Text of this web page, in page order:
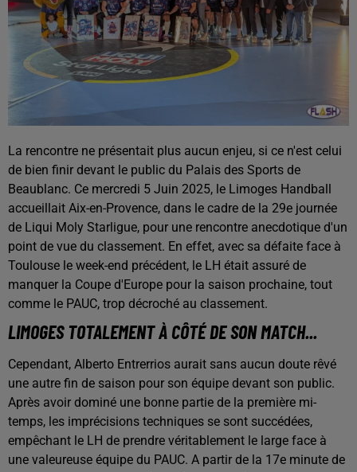
La rencontre ne présentait plus aucun enjeu, si ce n'est celui
de bien finir devant le public du Palais des Sports de
Beaublanc. Ce mercredi 5 Juin 2025, le Limoges Handball
accueillait Aix-en-Provence, dans le cadre de la 29e journée
de Liqui Moly Starligue, pour une rencontre anecdotique d'un
point de vue du classement. En effet, avec sa défaite face à
Toulouse le week-end précédent, le LH était assuré de
manquer la Coupe d'Europe pour la saison prochaine, tout
comme le PAUC, trop décroché au classement.
LIMOGES TOTALEMENT À CÔTÉ DE SON MATCH...
Cependant, Alberto Entrerrios aurait sans aucun doute rêvé
une autre fin de saison pour son équipe devant son public.
Après avoir dominé une bonne partie de la première mi-
temps, les imprécisions techniques se sont succédées,
empêchant le LH de prendre véritablement le large face à
une valeureuse équipe du PAUC. A partir de la 17e minute de